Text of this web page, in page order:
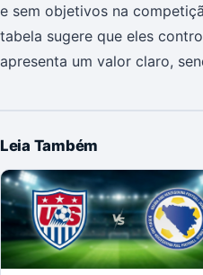
e sem objetivos na
tabela sugere que eles
apresenta um valor claro,
Leia Também